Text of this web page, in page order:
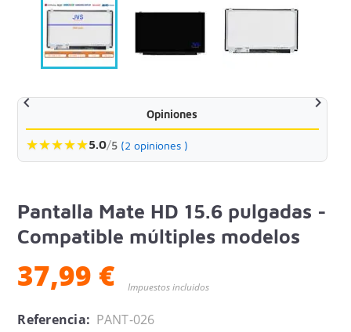
 
Opiniones
★★★★★5.0/5 (2 opiniones )
Pantalla Mate HD 15.6 pulgadas -
Compatible múltiples modelos
37,99 € Impuestos incluidos
Referencia: PANT-026